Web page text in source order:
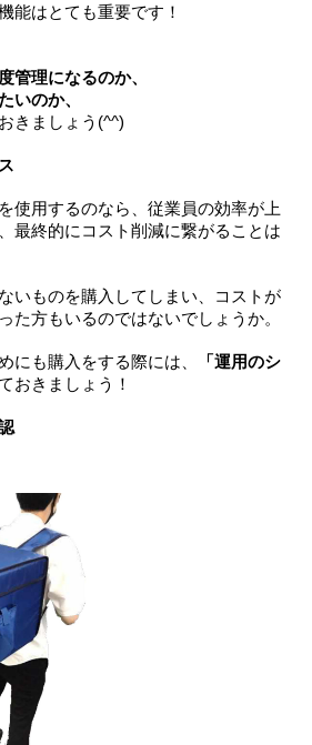
能はとても重要です！
管理になるのか、
いのか、
きましょう(^^)
使用するのなら、従業員の効率が上
最終的にコスト削減に繋がることは
いものを購入してしまい、コストが
た方もいるのではないでしょうか。
にも購入をする際には、
「運用のシ
おきましょう！